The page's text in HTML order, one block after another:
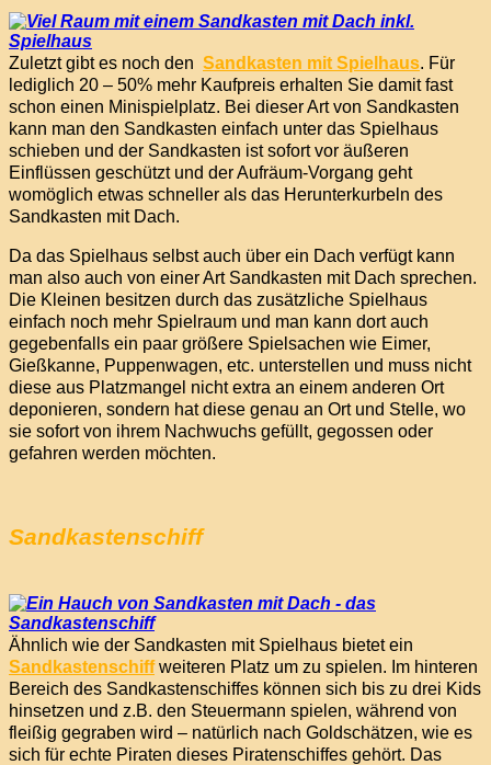
Zuletzt gibt es noch den Sandkasten mit Spielhaus. Für
lediglich 20 – 50% mehr Kaufpreis erhalten Sie damit fast
schon einen Minispielplatz. Bei dieser Art von Sandkasten
kann man den Sandkasten einfach unter das Spielhaus
schieben und der Sandkasten ist sofort vor äußeren
Einflüssen geschützt und der Aufräum-Vorgang geht
womöglich etwas schneller als das Herunterkurbeln des
Sandkasten mit Dach.
Da das Spielhaus selbst auch über ein Dach verfügt kann
man also auch von einer Art Sandkasten mit Dach sprechen.
Die Kleinen besitzen durch das zusätzliche Spielhaus
einfach noch mehr Spielraum und man kann dort auch
gegebenfalls ein paar größere Spielsachen wie Eimer,
Gießkanne, Puppenwagen, etc. unterstellen und muss nicht
diese aus Platzmangel nicht extra an einem anderen Ort
deponieren, sondern hat diese genau an Ort und Stelle, wo
sie sofort von ihrem Nachwuchs gefüllt, gegossen oder
gefahren werden möchten.
Sandkastenschiff
Ähnlich wie der Sandkasten mit Spielhaus bietet ein
Sandkastenschiff weiteren Platz um zu spielen. Im hinteren
Bereich des Sandkastenschiffes können sich bis zu drei Kids
hinsetzen und z.B. den Steuermann spielen, während von
fleißig gegraben wird – natürlich nach Goldschätzen, wie es
sich für echte Piraten dieses Piratenschiffes gehört. Das